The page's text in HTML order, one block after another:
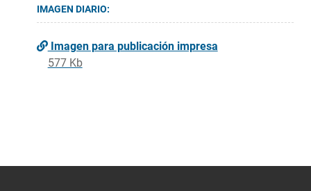
IMAGEN DIARIO:
Imagen para publicación impresa
577 Kb